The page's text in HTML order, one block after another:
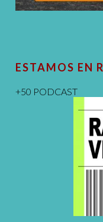
ESTAMOS EN
+50 PODCAST